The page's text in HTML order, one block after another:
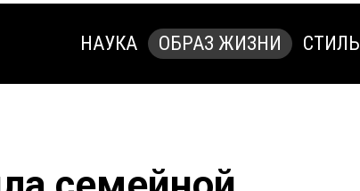
НАУКА ОБРАЗ ЖИЗНИ СТИЛЬ